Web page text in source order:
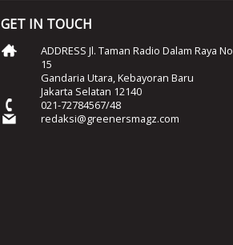
GET IN TOUCH
ADDRESS Jl. Taman Radio Dalam Raya No
15
Gandaria Utara, Kebayoran Baru
Jakarta Selatan 12140
021-72784567/48
redaksi@greenersmagz.com